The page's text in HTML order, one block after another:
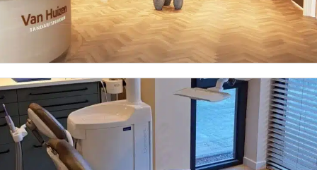
Tandartspraktijk H. van Huizen